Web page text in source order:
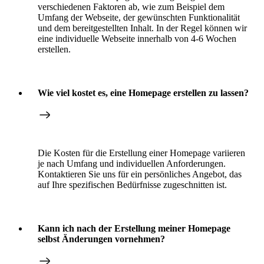
verschiedenen Faktoren ab, wie zum Beispiel dem
Umfang der Webseite, der gewünschten Funktionalität
und dem bereitgestellten Inhalt. In der Regel können wir
eine individuelle Webseite innerhalb von 4-6 Wochen
erstellen.
Wie viel kostet es, eine Homepage erstellen zu lassen?
Die Kosten für die Erstellung einer Homepage variieren
je nach Umfang und individuellen Anforderungen.
Kontaktieren Sie uns für ein persönliches Angebot, das
auf Ihre spezifischen Bedürfnisse zugeschnitten ist.
Kann ich nach der Erstellung meiner Homepage
selbst Änderungen vornehmen?